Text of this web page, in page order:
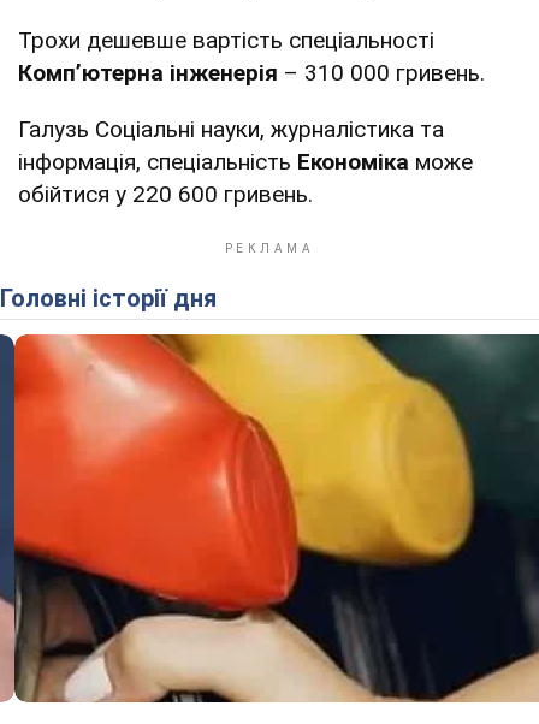
Трохи дешевше вартість спеціальності
Комп’ютерна інженерія – 310 000 гривень.
Галузь Соціальні науки, журналістика та
інформація, спеціальність Економіка може
обійтися у 220 600 гривень.
Головні історії дня